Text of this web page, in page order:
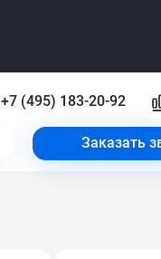
+7 (495) 183-20-92
Заказать